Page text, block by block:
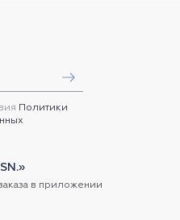
Политики
в приложении